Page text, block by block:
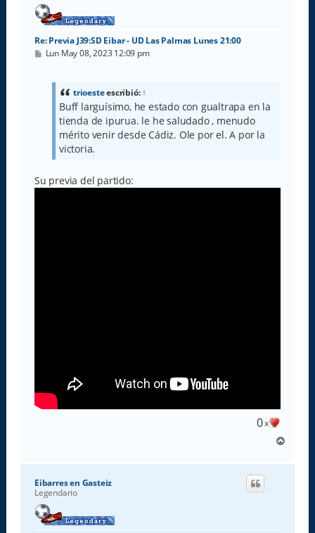
Re: Previa J39:SD Eibar - UD Las Palmas Lunes 21:00
M
Lun May 08, 2023 12:09 pm
trioesteescribió:↑
Buff larguísimo, he estado con gualtrapa en la
tienda de ipurua. le he saludado , menudo
mérito venir desde Cádiz. Ole por el. A por la
victoria.
Su previa del partido:
0x
r
Eibarres en Gasteiz
Legendario